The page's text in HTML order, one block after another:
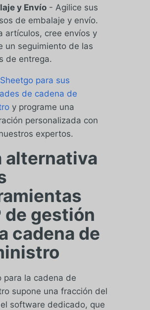
y Envío- Agilice sus
de embalaje y envío.
artículos, cree envíos y
un seguimiento de las
de entrega.
para sus
de cadena de
y programe una
personalizada con
expertos.
alternativa
de gestión
cadena de
para la cadena de
supone una fracción del
software dedicado, que